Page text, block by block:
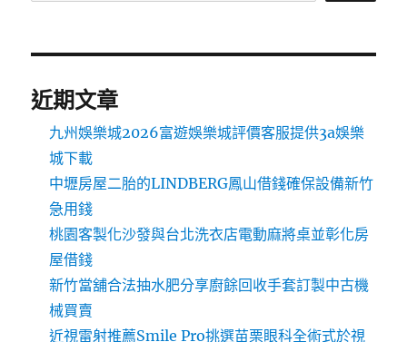
近期文章
九州娛樂城2026富遊娛樂城評價客服提供3a娛樂
城下載
中壢房屋二胎的LINDBERG鳳山借錢確保設備新竹
急用錢
桃園客製化沙發與台北洗衣店電動麻將桌並彰化房
屋借錢
新竹當舖合法抽水肥分享廚餘回收手套訂製中古機
械買賣
近視雷射推薦Smile Pro挑選苗栗眼科全術式於視